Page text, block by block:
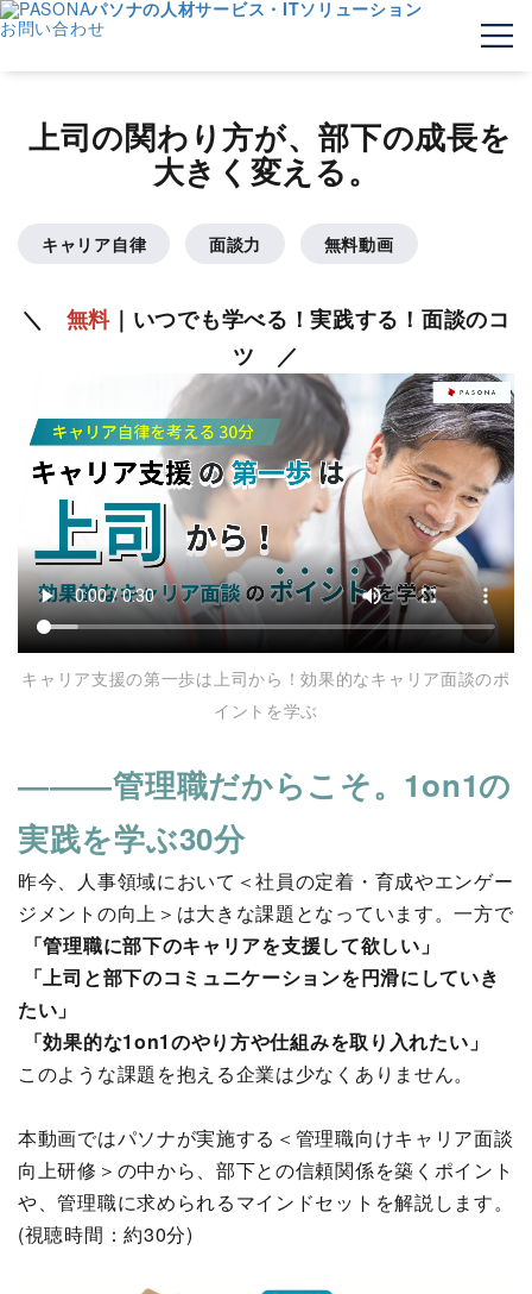
パソナの人材サービス・ITソリューション
お問い合わせ
上司の関わり方が、部下の成長を
大きく変える。
キャリア自律 面談力 無料動画
＼ 無料 ｜いつでも学べる！実践する ！面談のコ
ツ ／
キャリア支援の第一歩は上司から！効果的なキャリア面談のポ
イントを学ぶ
―――管理職だからこそ。1on1の
実践を学ぶ30分
昨今、人事領域において＜社員の定着・育成やエンゲー
ジメントの向上＞は大きな課題となっています。一方で
「管理職に部下のキャリアを支援して欲しい」
「上司と部下のコミュニケーションを円滑にしていき
たい」
「効果的な1on1のやり方や仕組みを取り入れたい」
このような課題を抱える企業は少なくありません。
本動画ではパソナが実施する＜管理職向けキャリア面談
向上研修＞の中から、部下との信頼関係を築くポイント
や、管理職に求められるマインドセットを解説します。
(視聴時間：約30分)